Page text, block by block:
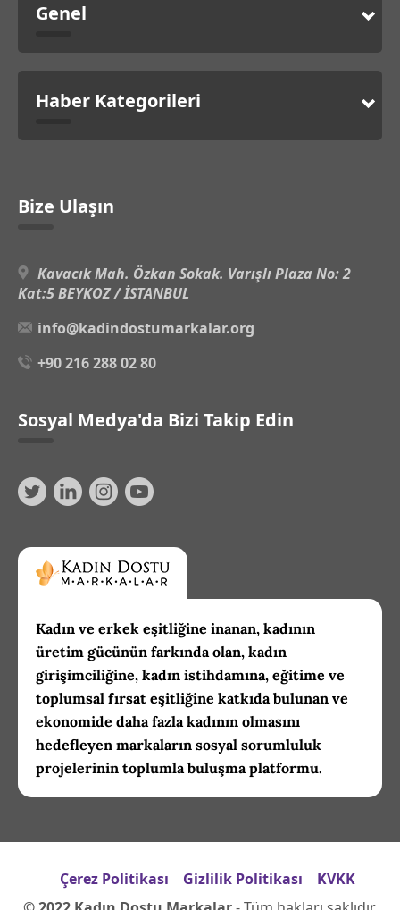
Genel
Haber Kategorileri
Bize Ulaşın
Kavacık Mah. Özkan Sokak. Varışlı Plaza No: 2
Kat:5 BEYKOZ / İSTANBUL
info@kadindostumarkalar.org
+90 216 288 02 80
Sosyal Medya'da Bizi Takip Edin
Kadın ve erkek eşitliğine inanan, kadının
üretim gücünün farkında olan, kadın
girişimciliğine, kadın istihdamına, eğitime ve
toplumsal fırsat eşitliğine katkıda bulunan ve
ekonomide daha fazla kadının olmasını
hedefleyen markaların sosyal sorumluluk
projelerinin toplumla buluşma platformu.
Çerez Politikası Gizlilik Politikası
KVKK